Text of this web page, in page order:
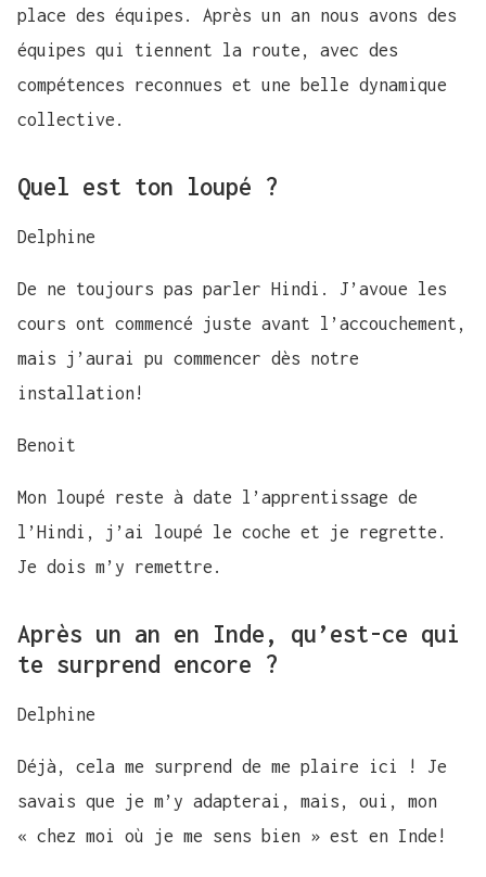
place des équipes. Après un an nous avons des
équipes qui tiennent la route, avec des
compétences reconnues et une belle dynamique
collective.
Quel est ton loupé ?
Delphine
De ne toujours pas parler Hindi. J’avoue les
cours ont commencé juste avant l’accouchement,
mais j’aurai pu commencer dès notre
installation!
Benoit
Mon loupé reste à date l’apprentissage de
l’Hindi, j’ai loupé le coche et je regrette.
Je dois m’y remettre.
Après un an en Inde, qu’est-ce qui
te surprend encore ?
Delphine
Déjà, cela me surprend de me plaire ici ! Je
savais que je m’y adapterai, mais, oui, mon
« chez moi où je me sens bien » est en Inde!